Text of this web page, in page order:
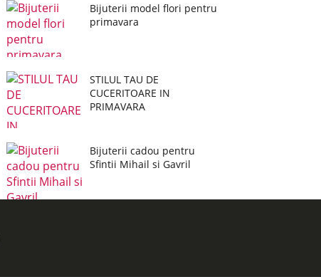
Bijuterii model flori pentru
primavara
STILUL TAU DE
CUCERITOARE IN
PRIMAVARA
Bijuterii cadou pentru
Sfintii Mihail si Gavril